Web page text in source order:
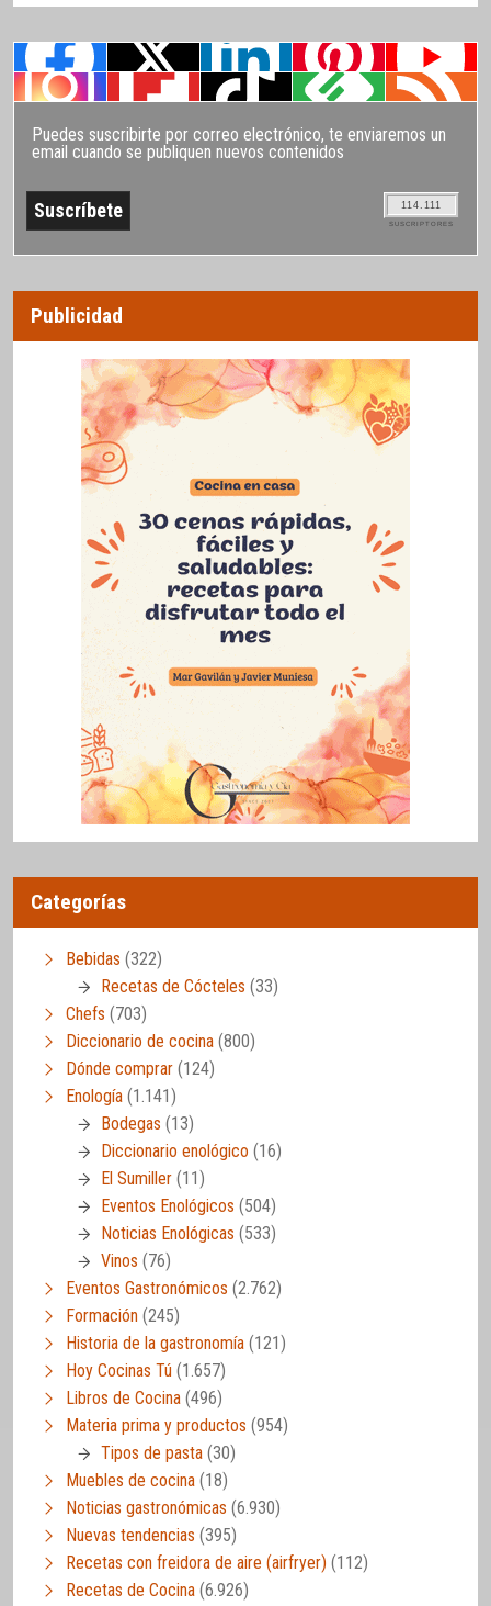
Puedes suscribirte por correo electrónico, te enviaremos un
email cuando se publiquen nuevos contenidos
114.111
SUSCRIPTORES
Publicidad
Categorías
Bebidas (322)
Recetas de Cócteles (33)
Chefs (703)
Diccionario de cocina (800)
Dónde comprar (124)
Enología (1.141)
Bodegas (13)
Diccionario enológico (16)
El Sumiller (11)
Eventos Enológicos (504)
Noticias Enológicas (533)
Vinos (76)
Eventos Gastronómicos (2.762)
Formación (245)
Historia de la gastronomía (121)
Hoy Cocinas Tú (1.657)
Libros de Cocina (496)
Materia prima y productos (954)
Tipos de pasta (30)
Muebles de cocina (18)
Noticias gastronómicas (6.930)
Nuevas tendencias (395)
Recetas con freidora de aire (airfryer) (112)
Recetas de Cocina (6.926)